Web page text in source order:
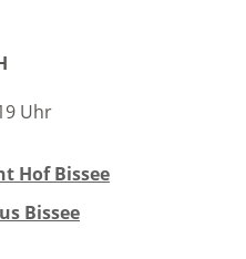
Uhr
Hof Bissee
Bissee